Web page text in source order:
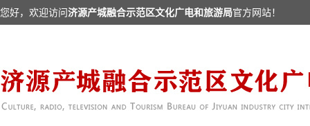
您好，欢迎访问济源产城融合示范区文化广电和旅游局官方网站！